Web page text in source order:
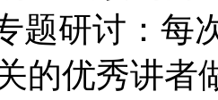
题研讨：每
的优秀讲者